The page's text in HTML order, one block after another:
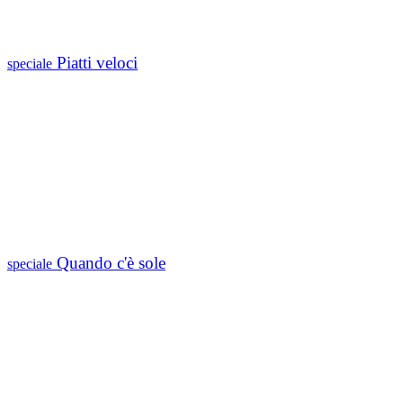
speciale Piatti veloci
speciale Quando c'è sole